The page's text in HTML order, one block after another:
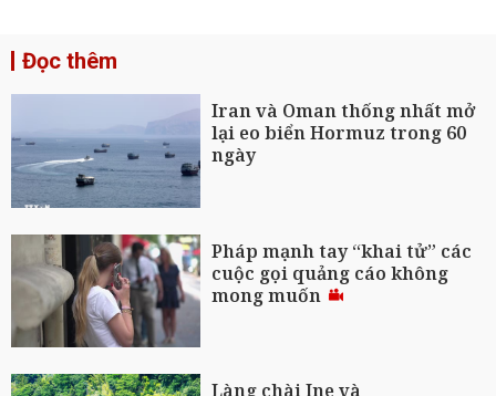
Đọc thêm
Iran và Oman thống nhất mở
lại eo biển Hormuz trong 60
ngày
Pháp mạnh tay “khai tử” các
cuộc gọi quảng cáo không
mong muốn
Làng chài Ine và